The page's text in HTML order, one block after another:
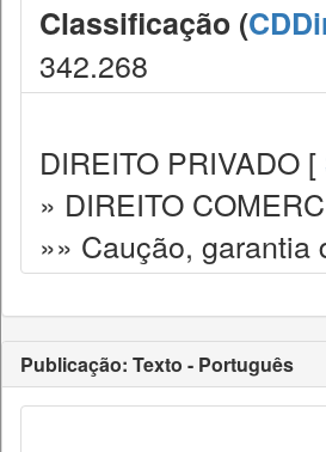
Classificação (
342.268
DIREITO PRIVADO [
» DIREITO
»» Caução, garantia
Publicação: Texto - Português